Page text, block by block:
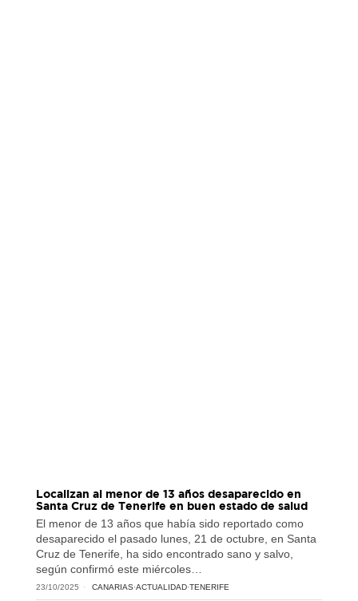
Localizan al menor de 13 años desaparecido en
Santa Cruz de Tenerife en buen estado de salud
El menor de 13 años que había sido reportado como
desaparecido el pasado lunes, 21 de octubre, en Santa
Cruz de Tenerife, ha sido encontrado sano y salvo,
según confirmó este miércoles…
23/10/2025 CANARIAS·ACTUALIDAD·TENERIFE